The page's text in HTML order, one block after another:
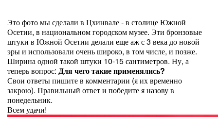
Это фото мы сделали в Цхинвале - в столице Южной
Осетии, в национальном городском музее. Эти бронзовые
штуки в Южной Осетии делали еще аж с 3 века до новой
эры и использовали очень широко, в том числе, и позже.
Ширина одной такой штуки 10-15 сантиметров. Ну, а
теперь вопрос: Для чего такие применялись?
Свои ответы пишите в комментарии (я их временно
закрою). Правильный ответ и победите я назову в
понедельник.
Всем удачи!